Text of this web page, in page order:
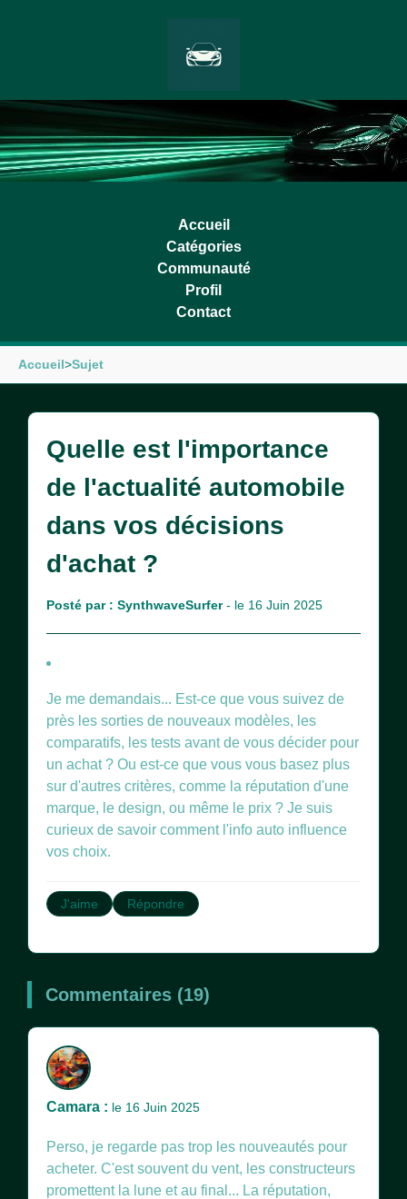
Accueil
Catégories
Communauté
Profil
Contact
Accueil>Sujet
Quelle est l'importance
de l'actualité automobile
dans vos décisions
d'achat ?
Posté par : SynthwaveSurfer- le 16 Juin 2025
Je me demandais... Est-ce que vous suivez de
près les sorties de nouveaux modèles, les
comparatifs, les tests avant de vous décider pour
un achat ? Ou est-ce que vous vous basez plus
sur d'autres critères, comme la réputation d'une
marque, le design, ou même le prix ? Je suis
curieux de savoir comment l'info auto influence
vos choix.
J'aime Répondre
Commentaires (19)
Camara : le 16 Juin 2025
Perso, je regarde pas trop les nouveautés pour
acheter. C'est souvent du vent, les constructeurs
promettent la lune et au final... La réputation,